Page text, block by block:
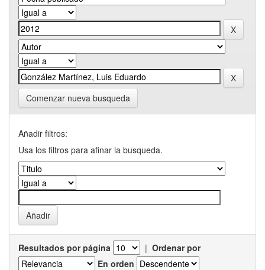
Comenzar nueva busqueda
Añadir filtros:
Usa los filtros para afinar la busqueda.
Resultados por página | Ordenar por
En orden